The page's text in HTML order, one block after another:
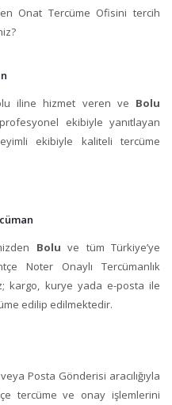
Onat Tercüme Ofisini tercih
iline hizmet veren ve Bolu
profesyonel ekibiyle yanıtlayan
ekibiyle kaliteli tercüme
Bolu ve tüm Türkiye’ye
Noter Onaylı Tercümanlık
kargo, kurye yada e-posta ile
edilip edilmektedir.
Posta Gönderisi aracılığıyla
tercüme ve onay işlemlerini